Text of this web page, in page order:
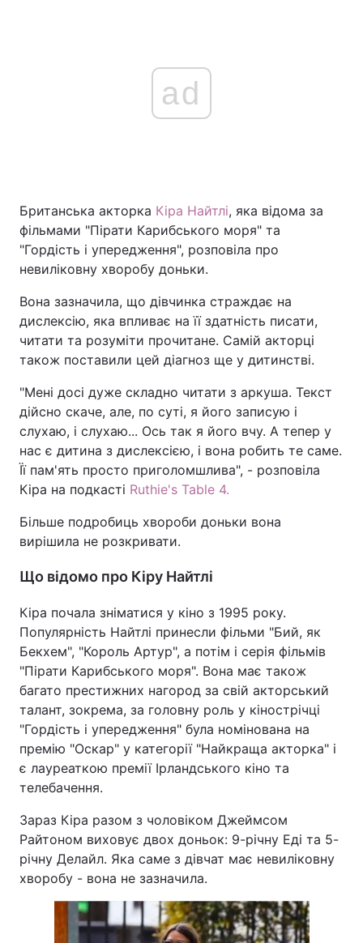
ad
Британська акторка Кіра Найтлі, яка відома за
фільмами "Пірати Карибського моря" та
"Гордість і упередження", розповіла про
невиліковну хворобу доньки.
Вона зазначила, що дівчинка страждає на
дислексію, яка впливає на її здатність писати,
читати та розуміти прочитане. Самій акторці
також поставили цей діагноз ще у дитинстві.
"Мені досі дуже складно читати з аркуша. Текст
дійсно скаче, але, по суті, я його записую і
слухаю, і слухаю... Ось так я його вчу. А тепер у
нас є дитина з дислексією, і вона робить те саме.
Її пам'ять просто приголомшлива", - розповіла
Кіра на подкасті Ruthie's Table 4.
Більше подробиць хвороби доньки вона
вирішила не розкривати.
Що відомо про Кіру Найтлі
Кіра почала зніматися у кіно з 1995 року.
Популярність Найтлі принесли фільми "Бий, як
Бекхем", "Король Артур", а потім і серія фільмів
"Пірати Карибського моря". Вона має також
багато престижних нагород за свій акторський
талант, зокрема, за головну роль у кінострічці
"Гордість і упередження" була номінована на
премію "Оскар" у категорії "Найкраща акторка" і
є лауреаткою премії Ірландського кіно та
телебачення.
Зараз Кіра разом з чоловіком Джеймсом
Райтоном виховує двох доньок: 9-річну Еді та 5-
річну Делайл. Яка саме з дівчат має невиліковну
хворобу - вона не зазначила.